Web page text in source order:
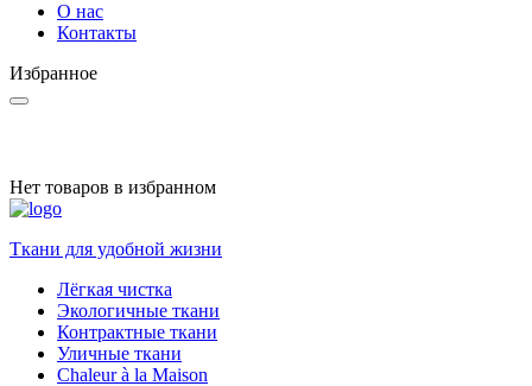
О нас
Контакты
Избранное
Нет товаров в избранном
Ткани для удобной жизни
Лёгкая чистка
Экологичные ткани
Контрактные ткани
Уличные ткани
Сhaleur à la Maison